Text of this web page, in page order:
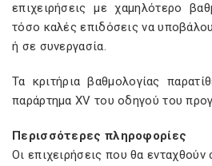
επιχειρήσεις με χαμηλότερο
τόσο καλές επιδόσεις να
ή σε συνεργασία.
Τα κριτήρια βαθμολογίας
παράρτημα XV του οδηγού του
Περισσότερες πληροφορίες
Οι επιχειρήσεις που θα